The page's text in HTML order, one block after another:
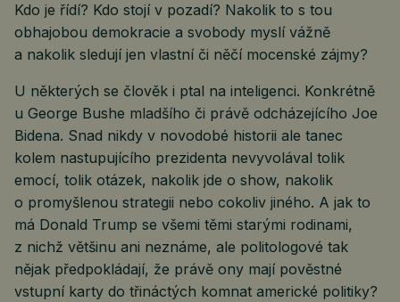
Kdo je řídí? Kdo stojí v pozadí? Nakolik to s tou
obhajobou demokracie a svobody myslí vážně
a nakolik sledují jen vlastní či něčí mocenské zájmy?
U některých se člověk i ptal na inteligenci. Konkrétně
u George Bushe mladšího či právě odcházejícího Joe
Bidena. Snad nikdy v novodobé historii ale tanec
kolem nastupujícího prezidenta nevyvolával tolik
emocí, tolik otázek, nakolik jde o show, nakolik
o promyšlenou strategii nebo cokoliv jiného. A jak to
má Donald Trump se všemi těmi starými rodinami,
z nichž většinu ani neznáme, ale politologové tak
nějak předpokládají, že právě ony mají pověstné
vstupní karty do třináctých komnat americké politiky?